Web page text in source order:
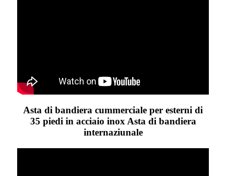
Asta di bandiera cummerciale per esterni di
35 piedi in acciaio inox Asta di bandiera
internaziunale